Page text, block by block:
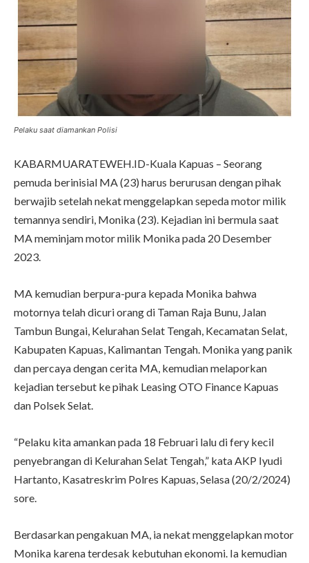
Pelaku saat diamankan Polisi
KABARMUARATEWEH.ID-Kuala Kapuas – Seorang
pemuda berinisial MA (23) harus berurusan dengan pihak
berwajib setelah nekat menggelapkan sepeda motor milik
temannya sendiri, Monika (23). Kejadian ini bermula saat
MA meminjam motor milik Monika pada 20 Desember
2023.
MA kemudian berpura-pura kepada Monika bahwa
motornya telah dicuri orang di Taman Raja Bunu, Jalan
Tambun Bungai, Kelurahan Selat Tengah, Kecamatan Selat,
Kabupaten Kapuas, Kalimantan Tengah. Monika yang panik
dan percaya dengan cerita MA, kemudian melaporkan
kejadian tersebut ke pihak Leasing OTO Finance Kapuas
dan Polsek Selat.
“Pelaku kita amankan pada 18 Februari lalu di fery kecil
penyebrangan di Kelurahan Selat Tengah,” kata AKP Iyudi
Hartanto, Kasatreskrim Polres Kapuas, Selasa (20/2/2024)
sore.
Berdasarkan pengakuan MA, ia nekat menggelapkan motor
Monika karena terdesak kebutuhan ekonomi. Ia kemudian